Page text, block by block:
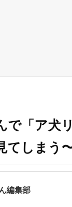
で「ア犬
てしまう
編集部